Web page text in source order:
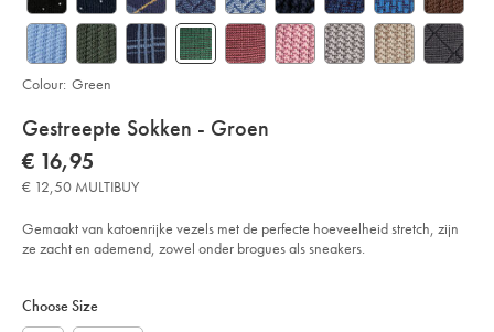
Details
About
Product:
Gestreepte Sokken - Groen
Details
https://www.charlestyrwhitt.com/eu/nl/gestreepte-
sokken-
-
-
sourceCode=eurdefault
now
€
16,95
€ 16,95
€ 12,50 MULTIBUY
Gemaakt van katoenrijke vezels met de perfecte hoeveelheid stretch, zijn
ze zacht en ademend, zowel onder brogues als sneakers.
Colour: Green
Actions
cart
Choose Size